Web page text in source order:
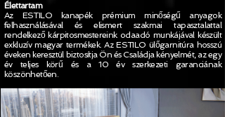
Élettartam
Az ESTILO kanapék prémium minőségű anyagok
felhasználásával és elismert szakmai tapasztalattal
rendelkező kárpitosmestereink odaadó munkájával készült
exkluzív magyar termékek. Az ESTILO ülőgarnitúra hosszú
éveken keresztül biztosítja Ön és Családja kényelmét, az egy
év teljes körű és a 10 év szerkezeti garanciának
köszönhetően.